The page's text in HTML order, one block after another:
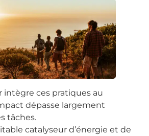
intègre ces pratiques au
dépasse largement
tâches.
catalyseur d’énergie et de